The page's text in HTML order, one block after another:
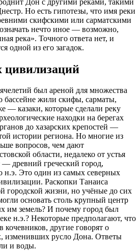
Но есть гипотезы, что имя реки
скифскими или сарматскими
нечто иное — возможно,
река». Точного ответа нет, и
одной из его загадок.
цивилизаций
был ареной для множества
бассейне жили скифы, сарматы,
— казаки, которые сделали реку
находки на берегах
до хазарских крепостей —
истории региона. Но многие из
вопросов, чем дают
области, недалеко от устья
древний греческий город,
н.э. Это один из самых северных
Раскопки Танаиса
городской жизни, но учёные до сих
основать столь крупный центр
им земель? И почему город был
н.э.? Некоторые предполагают, что
кочевников, другие говорят о
изменивших русло Дона. Ответы
и воды.